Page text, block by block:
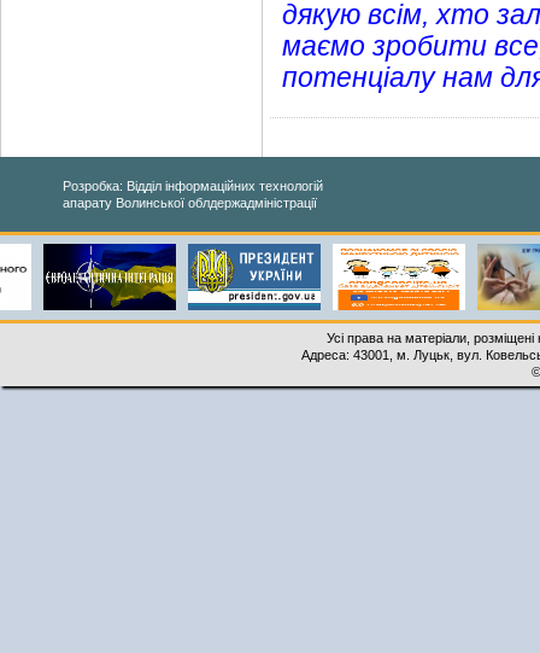
дякую всім, хто
маємо зробити
потенціалу нам
Розробка: Відділ інформаційних технологій
апарату Волинської облдержадміністрації
Усі права на матеріали,
Адреса: 43001, м. Луцьк, вул.